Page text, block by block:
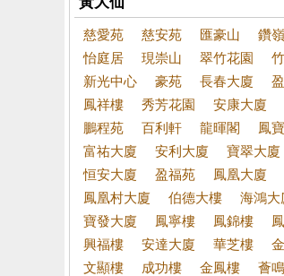
慈愛苑 慈安苑 匯豪山
鑽嶺
怡庭居
現崇山 翠竹花園
新光中心
豪苑 長春大廈
鳳祥樓
秀芳花園 安康大廈
鵬程苑
百利軒 龍暉閣
鳳
富祐大廈
安利大廈
寶翠大廈
恒安大廈
盈福苑 鳳凰大廈
鳳凰村大廈
伯德大樓
海鴻大
寶發大廈
鳳寧樓 鳳錦樓
興福樓
安達大廈 華芝樓
文顯樓
成功樓 金鳳樓 薈鳴